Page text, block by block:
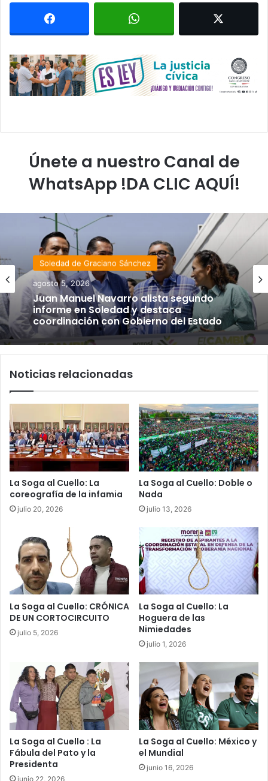
Únete a nuestro Canal de
WhatsApp !DA CLIC AQUÍ!
Soledad de Graciano Sánchez
agosto 5, 2026
Juan Manuel Navarro alista segundo
informe en Soledad y destaca
coordinación con Gobierno del Estado
Noticias relacionadas
La Soga al Cuello: La
coreografía de la infamia
julio 20, 2026
La Soga al Cuello: Doble o
Nada
julio 13, 2026
La Soga al Cuello: CRÓNICA
DE UN CORTOCIRCUITO
julio 5, 2026
La Soga al Cuello: La
Hoguera de las
Nimiedades
julio 1, 2026
La Soga al Cuello : La
Fábula del Pato y la
Presidenta
junio 22, 2026
La Soga al Cuello: México y
el Mundial
junio 16, 2026